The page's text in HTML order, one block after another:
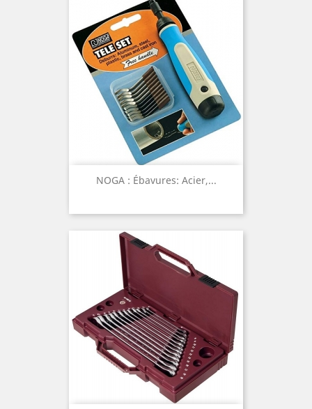
NOGA : Ébavures: Acier,...